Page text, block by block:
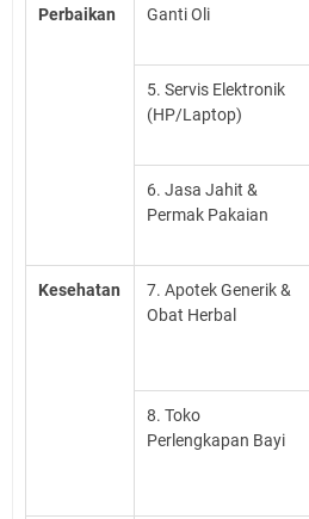
Perbaikan
Ganti Oli
5. Servis Elektronik
(HP/Laptop)
6. Jasa Jahit &
Permak Pakaian
Kesehatan
7. Apotek Generik &
Obat Herbal
8. Toko
Perlengkapan Bayi